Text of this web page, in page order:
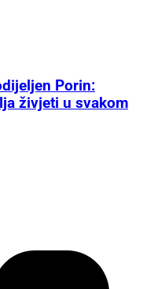
Porin:
živjeti u svakom